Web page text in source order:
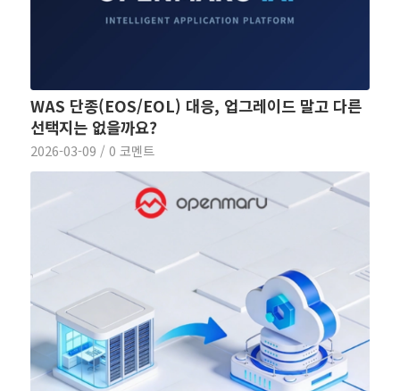
WAS 단종(EOS/EOL) 대응, 업그레이드 말고 다른
선택지는 없을까요?
2026-03-09 / 0 코멘트